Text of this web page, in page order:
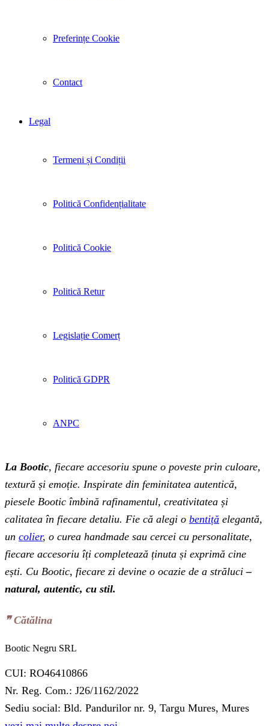
Preferințe Cookie
Contact
Legal
Termeni și Condiții
Politică Confidențialitate
Politică Cookie
Politică Retur
Legislație Comerț
Politică GDPR
ANPC
La Bootic, fiecare accesoriu spune o poveste prin culoare,
textură și emoție. Inspirate din feminitatea autentică,
piesele Bootic îmbină rafinamentul, creativitatea și
calitatea în fiecare detaliu. Fie că alegi o bentiță elegantă,
un colier, o curea handmade sau cercei cu personalitate,
fiecare accesoriu îți completează ținuta și exprimă cine
ești. Cu Bootic, fiecare zi devine o ocazie de a străluci –
natural, autentic, cu stil.
❞‬ Cătălina
Bootic Negru SRL
CUI: RO46410866
Nr. Reg. Com.: J26/1162/2022
Sediu social: Bld. Pandurilor nr. 9, Targu Mures, Mures